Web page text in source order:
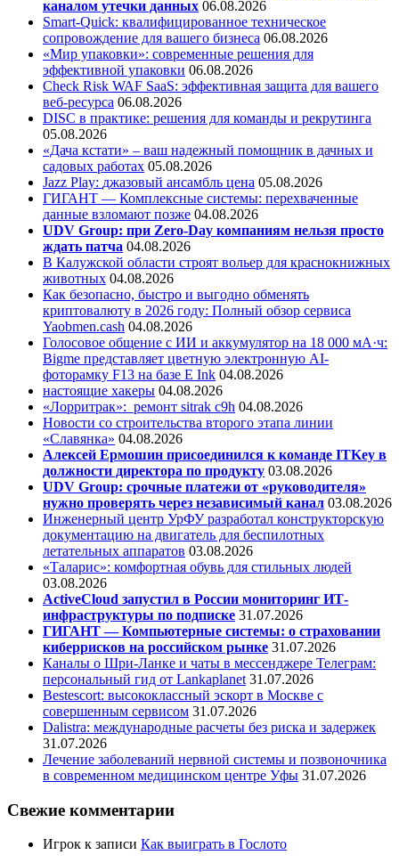
каналом утечки данных 06.08.2026
Smart-Quick: квалифицированное техническое
сопровождение для вашего бизнеса 06.08.2026
«Мир упаковки»: современные решения для
эффективной упаковки 06.08.2026
Check Risk WAF SaaS: эффективная защита для вашего
веб-ресурса 06.08.2026
DISC в практике: решения для команды и рекрутинга
05.08.2026
«Дача кстати» – ваш надежный помощник в дачных и
садовых работах 05.08.2026
Jazz Play: джазовый ансамбль цена 05.08.2026
ГИГАНТ — Комплексные системы: перехваченные
данные взломают позже 04.08.2026
UDV Group: при Zero-Day компаниям нельзя просто
ждать патча 04.08.2026
В Калужской области строят вольер для краснокнижных
животных 04.08.2026
Как безопасно, быстро и выгодно обменять
криптовалюту в 2026 году: Полный обзор сервиса
Yaobmen.cash 04.08.2026
Голосовое общение с ИИ и аккумулятор на 18 000 мА·ч:
Bigme представляет цветную электронную AI-
фоторамку F13 на базе E Ink 04.08.2026
настоящие хакеры 04.08.2026
«Лорритрак»: ремонт sitrak c9h 04.08.2026
Новости со строительства второго этапа линии
«Славянка» 04.08.2026
Алексей Ермошин присоединился к команде ITKey в
должности директора по продукту 03.08.2026
UDV Group: срочные платежи от «руководителя»
нужно проверять через независимый канал 03.08.2026
Инженерный центр УрФУ разработал конструкторскую
документацию на двигатель для беспилотных
летательных аппаратов 03.08.2026
«Таларис»: комфортная обувь для стильных людей
03.08.2026
ActiveCloud запустил в России мониторинг ИТ-
инфраструктуры по подписке 31.07.2026
ГИГАНТ — Компьютерные системы: о страховании
киберрисков на российском рынке 31.07.2026
Каналы о Шри-Ланке и чаты в мессенджере Телеграм:
персональный гид от Lankaplanet 31.07.2026
Bestescort: высококлассный эскорт в Москве с
совершенным сервисом 31.07.2026
Dalistra: международные расчеты без риска и задержек
31.07.2026
Лечение заболеваний нервной системы и позвоночника
в современном медицинском центре Уфы 31.07.2026
Свежие комментарии
Игрок к записи Как выиграть в Гослото